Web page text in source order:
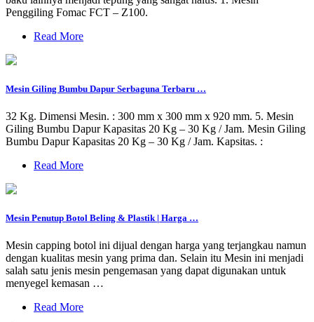
Penggiling Fomac FCT – Z100.
Read More
Mesin Giling Bumbu Dapur Serbaguna Terbaru …
32 Kg. Dimensi Mesin. : 300 mm x 300 mm x 920 mm. 5. Mesin
Giling Bumbu Dapur Kapasitas 20 Kg – 30 Kg / Jam. Mesin Giling
Bumbu Dapur Kapasitas 20 Kg – 30 Kg / Jam. Kapsitas. :
Read More
Mesin Penutup Botol Beling & Plastik | Harga …
Mesin capping botol ini dijual dengan harga yang terjangkau namun
dengan kualitas mesin yang prima dan. Selain itu Mesin ini menjadi
salah satu jenis mesin pengemasan yang dapat digunakan untuk
menyegel kemasan …
Read More